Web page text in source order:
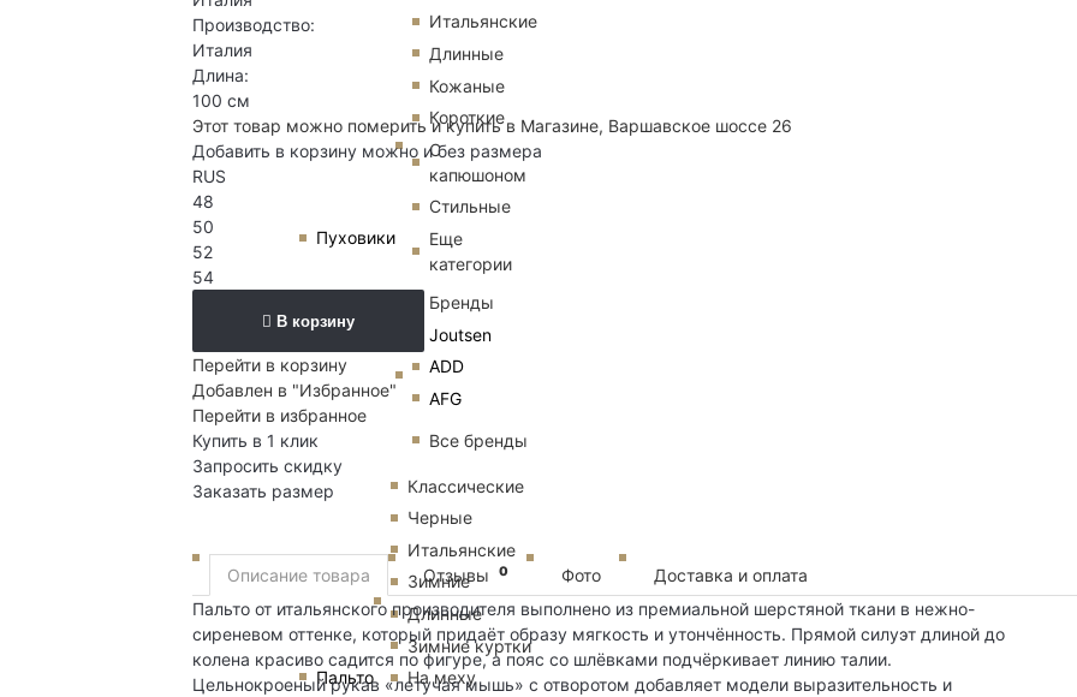
Пуховики
Итальянские
Длинные
Кожаные
Короткие
С
капюшоном
Стильные
Еще
категории
Бренды
Joutsen
ADD
AFG
Все бренды
Пальто
Классические
Черные
Итальянские
Зимние
Длинные
Зимние куртки
На меху
Производство:
Италия
Длина:
100 см
Этот товар можно померить и купить в Магазине, Варшавское шоссе 26
Добавить в корзину можно и без размера
RUS
48
50
52
54
В корзину
Перейти в корзину
Добавлен в "Избранное"
Перейти в избранное
Купить в 1 клик
Запросить скидку
Заказать размер
Описание товара Отзывы 0 Фото
Доставка и оплата
Пальто от итальянского производителя выполнено из премиальной шерстяной ткани в нежно-
сиреневом оттенке, который придаёт образу мягкость и утончённость. Прямой силуэт длиной до
колена красиво садится по фигуре, а пояс со шлёвками подчёркивает линию талии.
Цельнокроеный рукав «летучая мышь» с отворотом добавляет модели выразительность и